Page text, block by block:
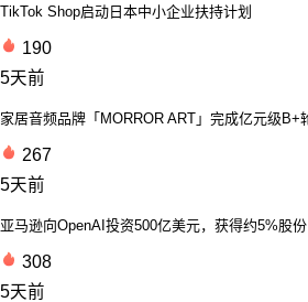
TikTok Shop启动日本中小企业扶持计划
190
5天前
家居音频品牌「MORROR ART」完成亿元级B+
267
5天前
亚马逊向OpenAI投资500亿美元，获得约5%股份
308
5天前